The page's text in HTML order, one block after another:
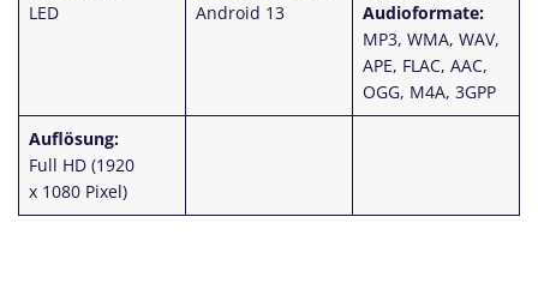
LED
Android 13
Audioformate:
MP3, WMA, WAV,
APE, FLAC, AAC,
OGG, M4A, 3GPP
Auflösung:
Full HD (1920
x 1080 Pixel)